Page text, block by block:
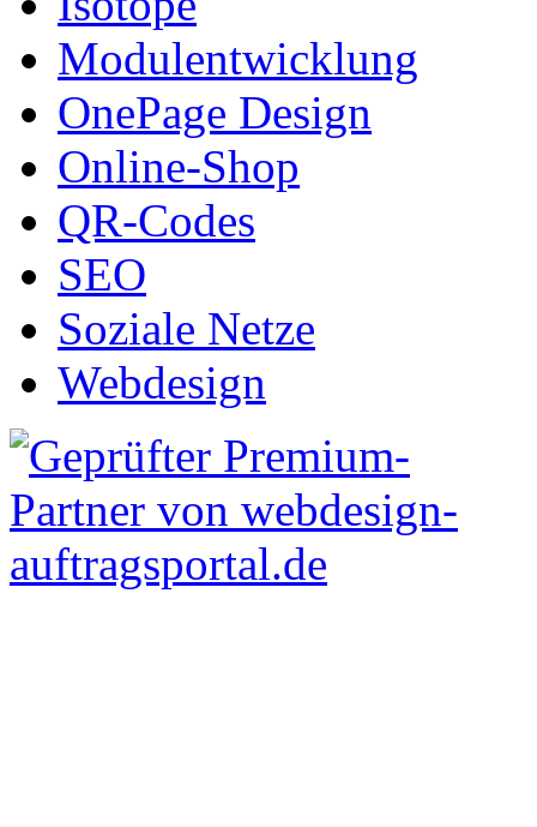
Modulentwicklung
OnePage Design
Online-Shop
QR-Codes
SEO
Soziale Netze
Webdesign